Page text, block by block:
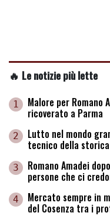
🔥 Le notizie più lette
1 Malore per Romano
ricoverato a Parma
2 Lutto nel mondo
tecnico della
3 Romano Amadei
persone che ci
4 Mercato sempre in
del Cosenza tra i